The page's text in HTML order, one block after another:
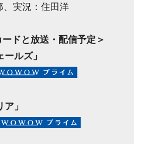
、実況：住田洋
ドと放送・配信予定＞
ルズ」
プライム
」
WOWOWプライム